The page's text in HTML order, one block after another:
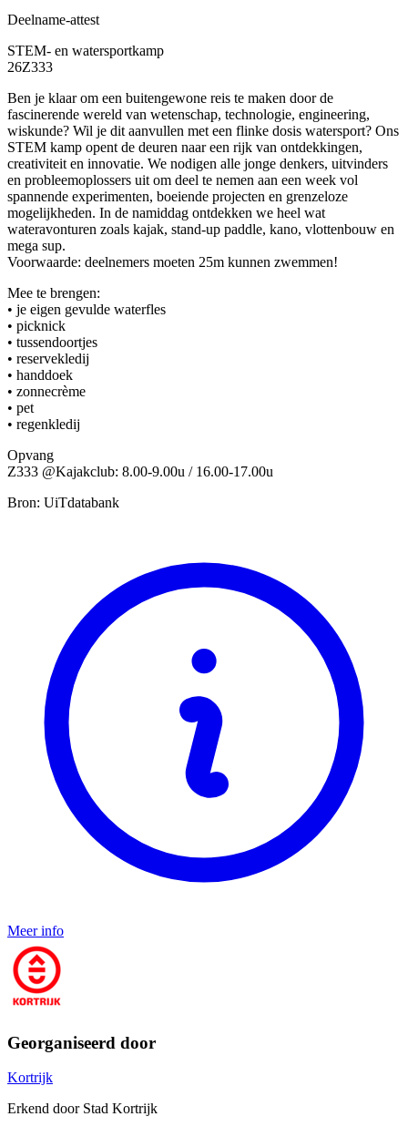
Deelname-attest
STEM- en watersportkamp
26Z333
Ben je klaar om een buitengewone reis te maken door de
fascinerende wereld van wetenschap, technologie, engineering,
wiskunde? Wil je dit aanvullen met een flinke dosis watersport? Ons
STEM kamp opent de deuren naar een rijk van ontdekkingen,
creativiteit en innovatie. We nodigen alle jonge denkers, uitvinders
en probleemoplossers uit om deel te nemen aan een week vol
spannende experimenten, boeiende projecten en grenzeloze
mogelijkheden. In de namiddag ontdekken we heel wat
wateravonturen zoals kajak, stand-up paddle, kano, vlottenbouw en
mega sup.
Voorwaarde: deelnemers moeten 25m kunnen zwemmen!
Mee te brengen:
• je eigen gevulde waterfles
• picknick
• tussendoortjes
• reservekledij
• handdoek
• zonnecrème
• pet
• regenkledij
Opvang
Z333 @Kajakclub: 8.00-9.00u / 16.00-17.00u
Bron: UiTdatabank
Meer info
Georganiseerd door
Kortrijk
Erkend door Stad Kortrijk